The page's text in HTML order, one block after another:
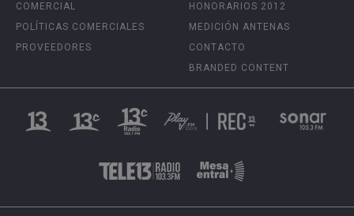
COMERCIAL
POLÍTICAS COMERCIALES
PROVEEDORES
HONORARIOS 2012
MEDICIÓN ANTENAS
CONTACTO
BRANDED CONTENT